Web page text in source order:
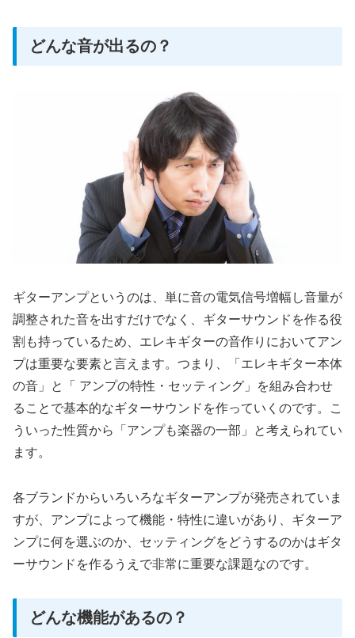
どんな音が出るの？
ギターアンプというのは、単に音の電気信号増幅し音量が
調整された音を出すだけでなく、ギターサウンドを作る役
割も持っているため、エレキギターの音作りにおいてアン
プは重要な要素と言えます。つまり、「エレキギター本体
の音」と「 アンプの特性・セッティング」を組み合わせ
ることで基本的なギターサウンドを作っていくのです。こ
ういった性質から「アンプも楽器の一部」と考えられてい
ます。
各ブランドからいろいろなギターアンプが発売されていま
すが、アンプによって機能・特性に違いがあり、ギターア
ンプに何を選ぶのか、セッティングをどうするのかはギタ
ーサウンドを作るうえで非常に重要な課題なのです。
どんな機能があるの？